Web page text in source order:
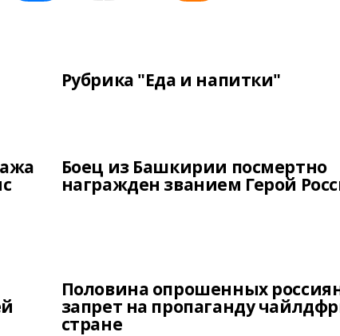
Рубрика "Еда и напитки"
Боец из Башкирии посмертно
награжден званием Герой
Половина опрошенных
запрет на пропаганду
стране